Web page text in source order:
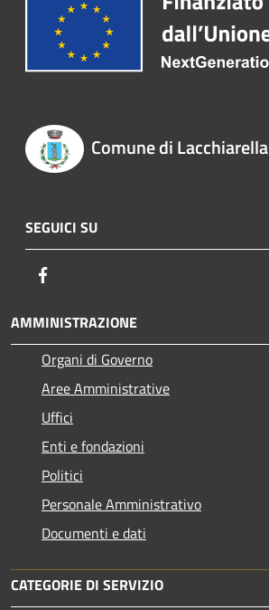
Comune di Lacchiarella
SEGUICI SU
AMMINISTRAZIONE
Organi di Governo
Aree Amministrative
Uffici
Enti e fondazioni
Politici
Personale Amministrativo
Documenti e dati
CATEGORIE DI SERVIZIO